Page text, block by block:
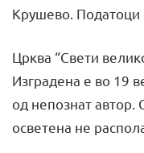
Крушево. Податоци
Црква “Свети
Изградена е во 19
од непознат автор.
осветена не